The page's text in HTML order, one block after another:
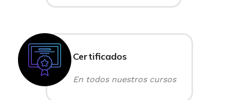
Certificados
En todos nuestros cursos